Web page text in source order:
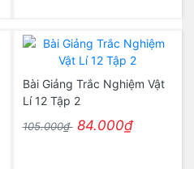
Bài Giảng Trắc Nghiệm Vật
Lí 12 Tập 2
105.000₫ 84.000₫